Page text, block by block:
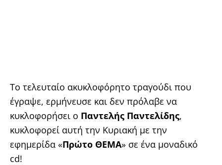
Το τελευταίο ακυκλοφόρητο τραγούδι που
έγραψε, ερμήνευσε και δεν πρόλαβε να
κυκλοφορήσει ο Παντελής Παντελίδης,
κυκλοφορεί αυτή την Κυριακή με την
εφημερίδα «Πρώτο ΘΕΜΑ» σε ένα μοναδικό
cd!